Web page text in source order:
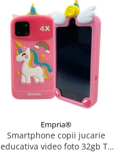
Empria®
Smartphone copii jucarie
educativa video foto 32gb TF